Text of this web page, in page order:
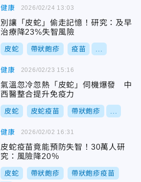
健康
別讓「皮蛇」偷走記憶！研究：及早
治療降23%失智風險
皮蛇 帶狀皰疹 疫苗
2026/02/24 13:03
健康
氣溫忽冷忽熱「皮蛇」伺機爆發 中
西醫整合提升免疫力
皮蛇 皮蛇疫苗 帶狀皰疹
2026/02/23 15:16
健康
皮蛇疫苗竟能預防失智！30萬人研
究：風險降20％
皮蛇 帶狀皰疹 帶狀皰疹疫苗
2026/02/02 16:31